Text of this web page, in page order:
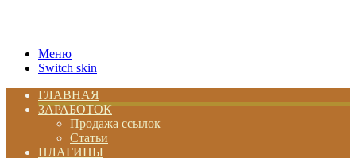
Меню
Switch skin
ГЛАВНАЯ
ЗАРАБОТОК
Продажа ссылок
Статьи
ПЛАГИНЫ